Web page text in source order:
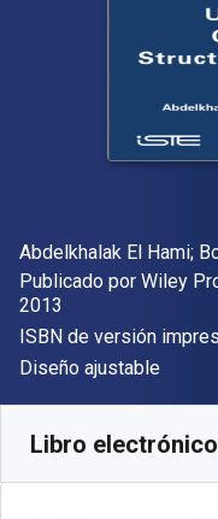
Autor(es)
Abdelkhalak El Hami;
Editor
Publicado por Wiley
2013
ISBN de versión
Formato
Diseño ajustable
Libro electrónico